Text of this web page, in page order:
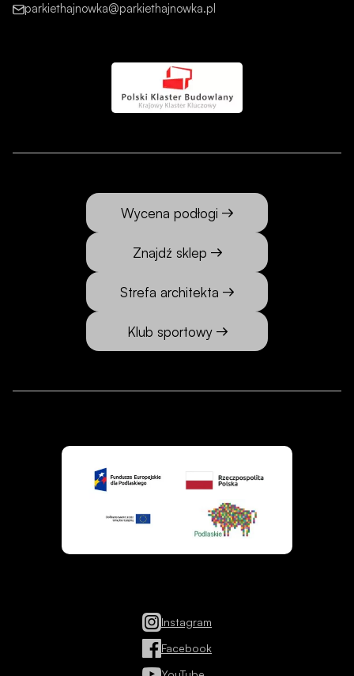
parkiethajnowka@parkiethajnowka.pl
Wycena podłogi
Znajdź sklep
Strefa architekta
Klub sportowy
Instagram
Facebook